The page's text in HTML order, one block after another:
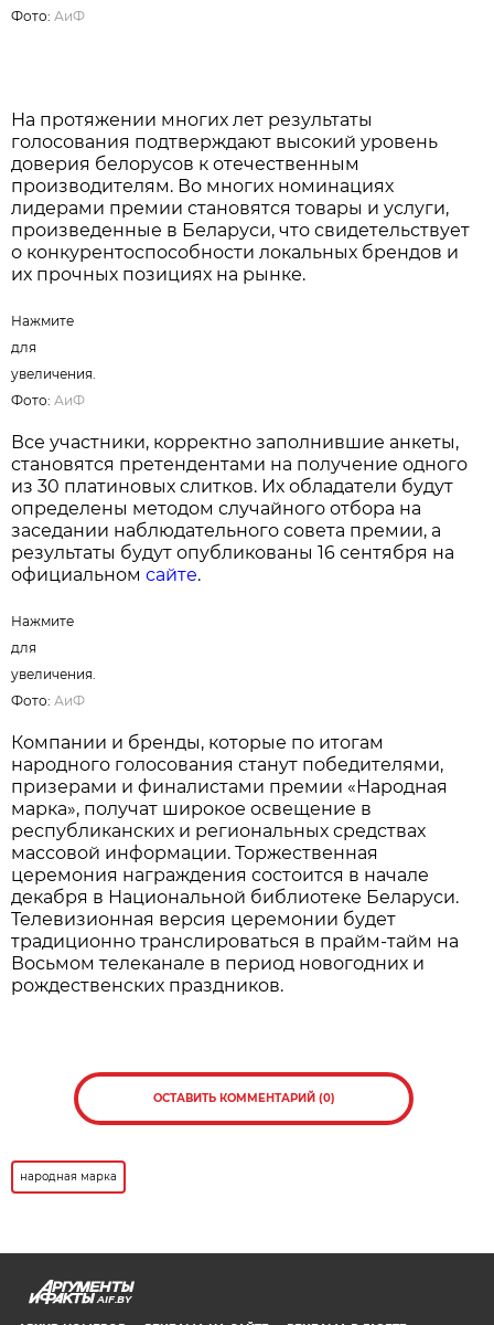
Нажмите для увеличения. Фото:АиФ
Именно такой формат делает результаты премии
максимально объективными, позволяя
определить реальные потребительские
предпочтения, уровень спонтанной
узнаваемости брендов и выявить компании,
Нажмите
для
увеличения.
На протяжении многих лет результаты
голосования подтверждают высокий уровень
доверия белорусов к отечественным
лидерами премии становятся товары и услуги,
о конкурентоспособности локальных брендов и
их прочных позициях на рынке.
Все участники, корректно заполнившие анкеты,
становятся претендентами на получение одного
из 30 платиновых слитков. Их обладатели будут
заседании наблюдательного совета премии, а
результаты будут опубликованы 16 сентября на